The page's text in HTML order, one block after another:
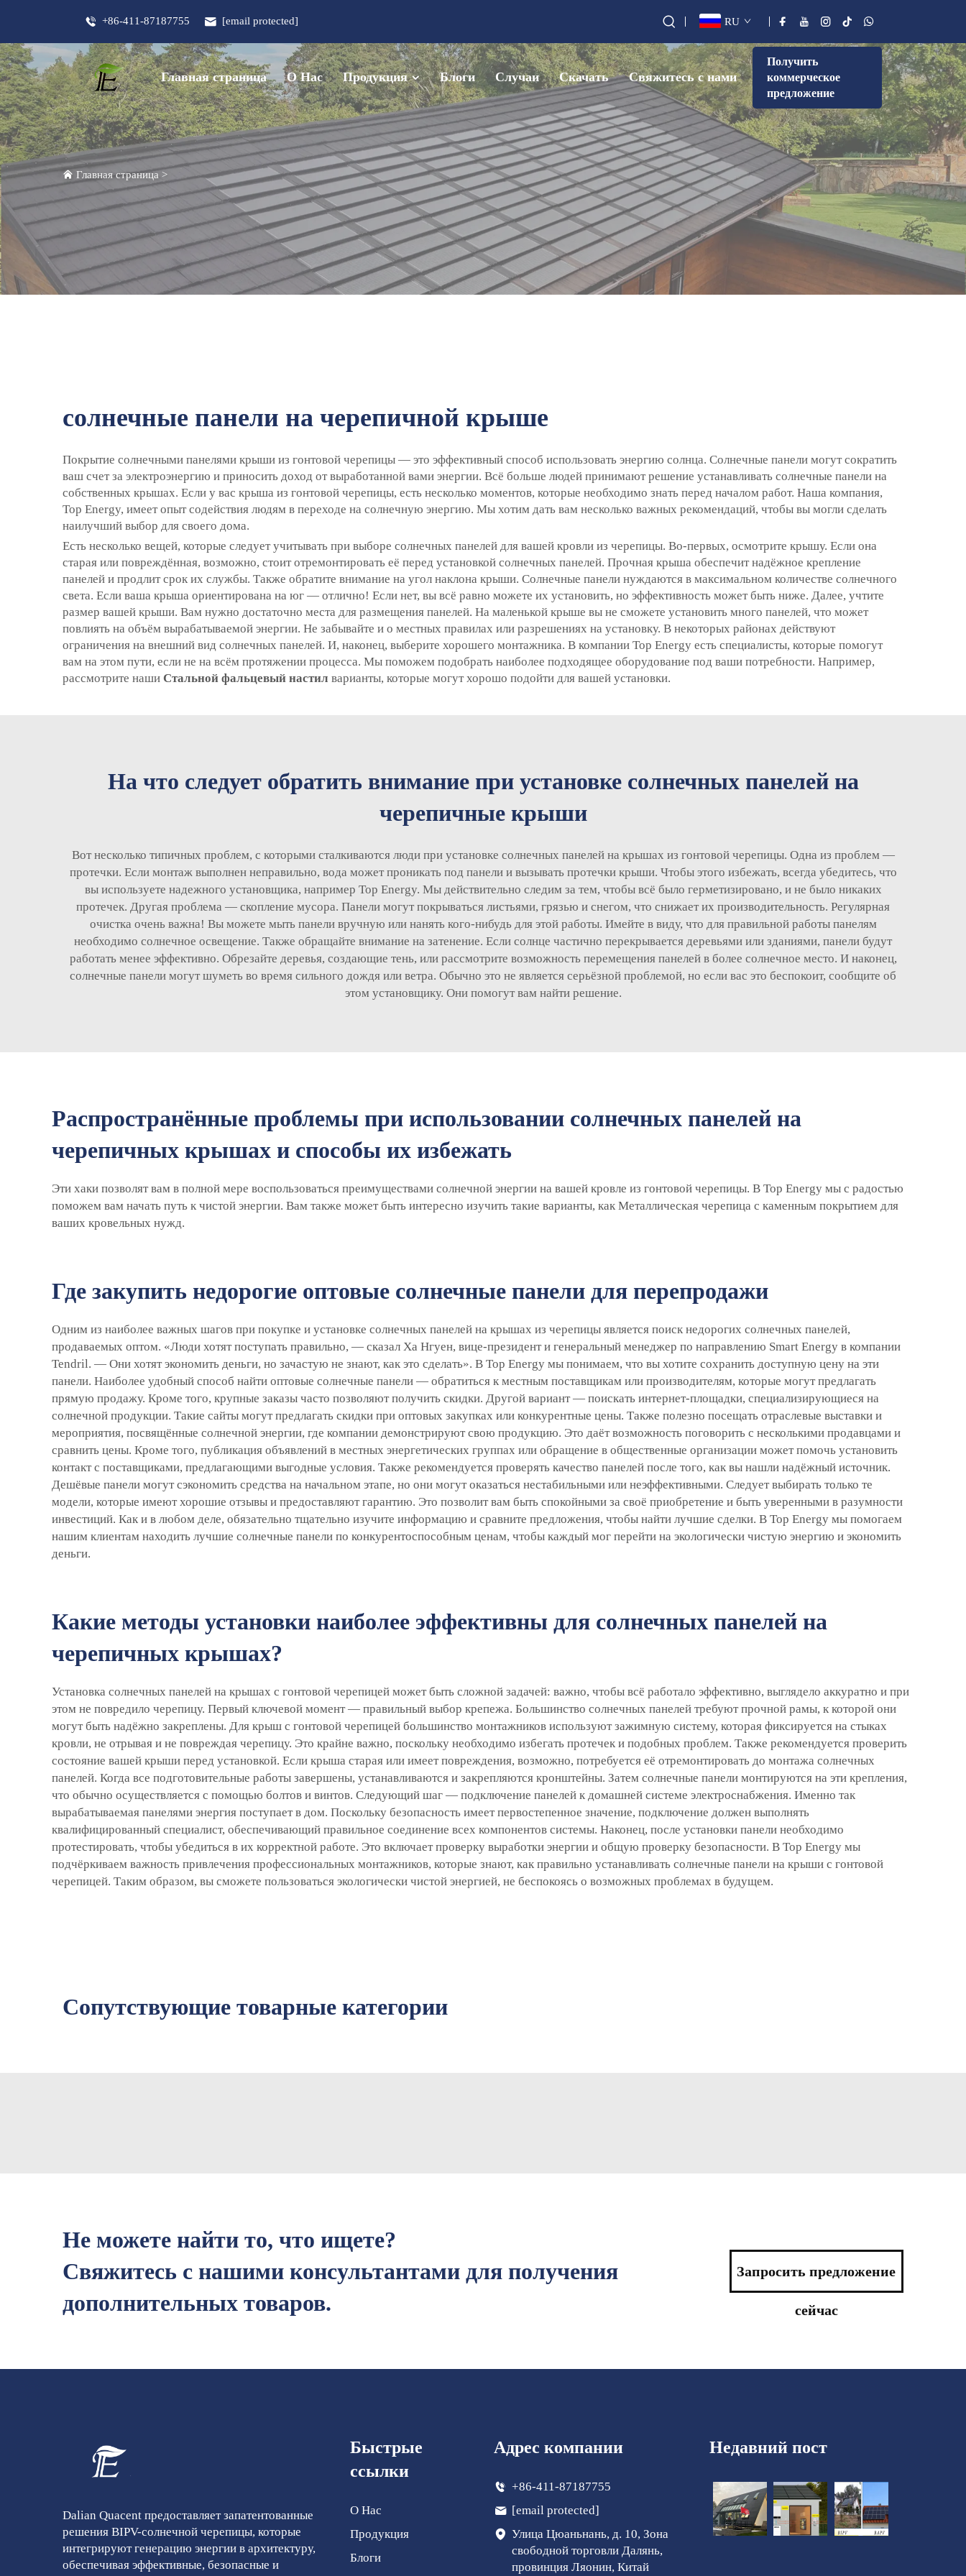
+86-411-87187755 [email protected] RU
Главная страница О Нас Продукция Блоги Случаи Скачать Свяжитесь с нами
Получить
коммерческое
предложение
Главная страница >
солнечные панели на черепичной крыше
Покрытие солнечными панелями крыши из гонтовой черепицы — это эффективный способ использовать энергию солнца. Солнечные панели могут сократить
ваш счет за электроэнергию и приносить доход от выработанной вами энергии. Всё больше людей принимают решение устанавливать солнечные панели на
собственных крышах. Если у вас крыша из гонтовой черепицы, есть несколько моментов, которые необходимо знать перед началом работ. Наша компания,
Top Energy, имеет опыт содействия людям в переходе на солнечную энергию. Мы хотим дать вам несколько важных рекомендаций, чтобы вы могли сделать
наилучший выбор для своего дома.
Есть несколько вещей, которые следует учитывать при выборе солнечных панелей для вашей кровли из черепицы. Во-первых, осмотрите крышу. Если она
старая или повреждённая, возможно, стоит отремонтировать её перед установкой солнечных панелей. Прочная крыша обеспечит надёжное крепление
панелей и продлит срок их службы. Также обратите внимание на угол наклона крыши. Солнечные панели нуждаются в максимальном количестве солнечного
света. Если ваша крыша ориентирована на юг — отлично! Если нет, вы всё равно можете их установить, но эффективность может быть ниже. Далее, учтите
размер вашей крыши. Вам нужно достаточно места для размещения панелей. На маленькой крыше вы не сможете установить много панелей, что может
повлиять на объём вырабатываемой энергии. Не забывайте и о местных правилах или разрешениях на установку. В некоторых районах действуют
ограничения на внешний вид солнечных панелей. И, наконец, выберите хорошего монтажника. В компании Top Energy есть специалисты, которые помогут
вам на этом пути, если не на всём протяжении процесса. Мы поможем подобрать наиболее подходящее оборудование под ваши потребности. Например,
рассмотрите наши Стальной фальцевый настил варианты, которые могут хорошо подойти для вашей установки.
На что следует обратить внимание при установке солнечных панелей на
черепичные крыши
Вот несколько типичных проблем, с которыми сталкиваются люди при установке солнечных панелей на крышах из гонтовой черепицы. Одна из проблем —
протечки. Если монтаж выполнен неправильно, вода может проникать под панели и вызывать протечки крыши. Чтобы этого избежать, всегда убедитесь, что
вы используете надежного установщика, например Top Energy. Мы действительно следим за тем, чтобы всё было герметизировано, и не было никаких
протечек. Другая проблема — скопление мусора. Панели могут покрываться листьями, грязью и снегом, что снижает их производительность. Регулярная
очистка очень важна! Вы можете мыть панели вручную или нанять кого-нибудь для этой работы. Имейте в виду, что для правильной работы панелям
необходимо солнечное освещение. Также обращайте внимание на затенение. Если солнце частично перекрывается деревьями или зданиями, панели будут
работать менее эффективно. Обрезайте деревья, создающие тень, или рассмотрите возможность перемещения панелей в более солнечное место. И наконец,
солнечные панели могут шуметь во время сильного дождя или ветра. Обычно это не является серьёзной проблемой, но если вас это беспокоит, сообщите об
этом установщику. Они помогут вам найти решение.
Распространённые проблемы при использовании солнечных панелей на
черепичных крышах и способы их избежать
Эти хаки позволят вам в полной мере воспользоваться преимуществами солнечной энергии на вашей кровле из гонтовой черепицы. В Top Energy мы с радостью
поможем вам начать путь к чистой энергии. Вам также может быть интересно изучить такие варианты, как Металлическая черепица с каменным покрытием для
ваших кровельных нужд.
Где закупить недорогие оптовые солнечные панели для перепродажи
Одним из наиболее важных шагов при покупке и установке солнечных панелей на крышах из черепицы является поиск недорогих солнечных панелей,
продаваемых оптом. «Люди хотят поступать правильно, — сказал Ха Нгуен, вице-президент и генеральный менеджер по направлению Smart Energy в компании
Tendril. — Они хотят экономить деньги, но зачастую не знают, как это сделать». В Top Energy мы понимаем, что вы хотите сохранить доступную цену на эти
панели. Наиболее удобный способ найти оптовые солнечные панели — обратиться к местным поставщикам или производителям, которые могут предлагать
прямую продажу. Кроме того, крупные заказы часто позволяют получить скидки. Другой вариант — поискать интернет-площадки, специализирующиеся на
солнечной продукции. Такие сайты могут предлагать скидки при оптовых закупках или конкурентные цены. Также полезно посещать отраслевые выставки и
мероприятия, посвящённые солнечной энергии, где компании демонстрируют свою продукцию. Это даёт возможность поговорить с несколькими продавцами и
сравнить цены. Кроме того, публикация объявлений в местных энергетических группах или обращение в общественные организации может помочь установить
контакт с поставщиками, предлагающими выгодные условия. Также рекомендуется проверять качество панелей после того, как вы нашли надёжный источник.
Дешёвые панели могут сэкономить средства на начальном этапе, но они могут оказаться нестабильными или неэффективными. Следует выбирать только те
модели, которые имеют хорошие отзывы и предоставляют гарантию. Это позволит вам быть спокойными за своё приобретение и быть уверенными в разумности
инвестиций. Как и в любом деле, обязательно тщательно изучите информацию и сравните предложения, чтобы найти лучшие сделки. В Top Energy мы помогаем
нашим клиентам находить лучшие солнечные панели по конкурентоспособным ценам, чтобы каждый мог перейти на экологически чистую энергию и экономить
деньги.
Какие методы установки наиболее эффективны для солнечных панелей на
черепичных крышах?
Установка солнечных панелей на крышах с гонтовой черепицей может быть сложной задачей: важно, чтобы всё работало эффективно, выглядело аккуратно и при
этом не повредило черепицу. Первый ключевой момент — правильный выбор крепежа. Большинство солнечных панелей требуют прочной рамы, к которой они
могут быть надёжно закреплены. Для крыш с гонтовой черепицей большинство монтажников используют зажимную систему, которая фиксируется на стыках
кровли, не отрывая и не повреждая черепицу. Это крайне важно, поскольку необходимо избегать протечек и подобных проблем. Также рекомендуется проверить
состояние вашей крыши перед установкой. Если крыша старая или имеет повреждения, возможно, потребуется её отремонтировать до монтажа солнечных
панелей. Когда все подготовительные работы завершены, устанавливаются и закрепляются кронштейны. Затем солнечные панели монтируются на эти крепления,
что обычно осуществляется с помощью болтов и винтов. Следующий шаг — подключение панелей к домашней системе электроснабжения. Именно так
вырабатываемая панелями энергия поступает в дом. Поскольку безопасность имеет первостепенное значение, подключение должен выполнять
квалифицированный специалист, обеспечивающий правильное соединение всех компонентов системы. Наконец, после установки панели необходимо
протестировать, чтобы убедиться в их корректной работе. Это включает проверку выработки энергии и общую проверку безопасности. В Top Energy мы
подчёркиваем важность привлечения профессиональных монтажников, которые знают, как правильно устанавливать солнечные панели на крыши с гонтовой
черепицей. Таким образом, вы сможете пользоваться экологически чистой энергией, не беспокоясь о возможных проблемах в будущем.
Сопутствующие товарные категории
Не можете найти то, что ищете?
Свяжитесь с нашими консультантами для получения
дополнительных товаров.
Запросить предложение
сейчас
Dalian Quacent предоставляет запатентованные
решения BIPV-солнечной черепицы, которые
интегрируют генерацию энергии в архитектуру,
обеспечивая эффективные, безопасные и
Быстрые
ссылки
О Нас
Продукция
Блоги
Адрес компании
+86-411-87187755
[email protected]
Улица Цюаньнань, д. 10, Зона
свободной торговли Далянь,
провинция Ляонин, Китай
Недавний пост